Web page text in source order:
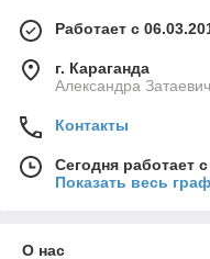
Работает с
г. Караганда
Александра
Контакты
Сегодня работает
Показать весь
О нас